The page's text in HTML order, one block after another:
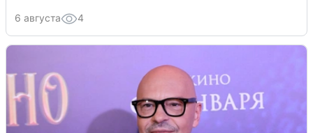
6 августа 4